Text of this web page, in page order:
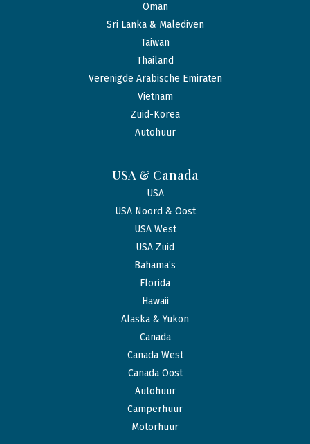
Oman
Sri Lanka & Malediven
Taiwan
Thailand
Verenigde Arabische Emiraten
Vietnam
Zuid-Korea
Autohuur
USA & Canada
USA
USA Noord & Oost
USA West
USA Zuid
Bahama’s
Florida
Hawaii
Alaska & Yukon
Canada
Canada West
Canada Oost
Autohuur
Camperhuur
Motorhuur